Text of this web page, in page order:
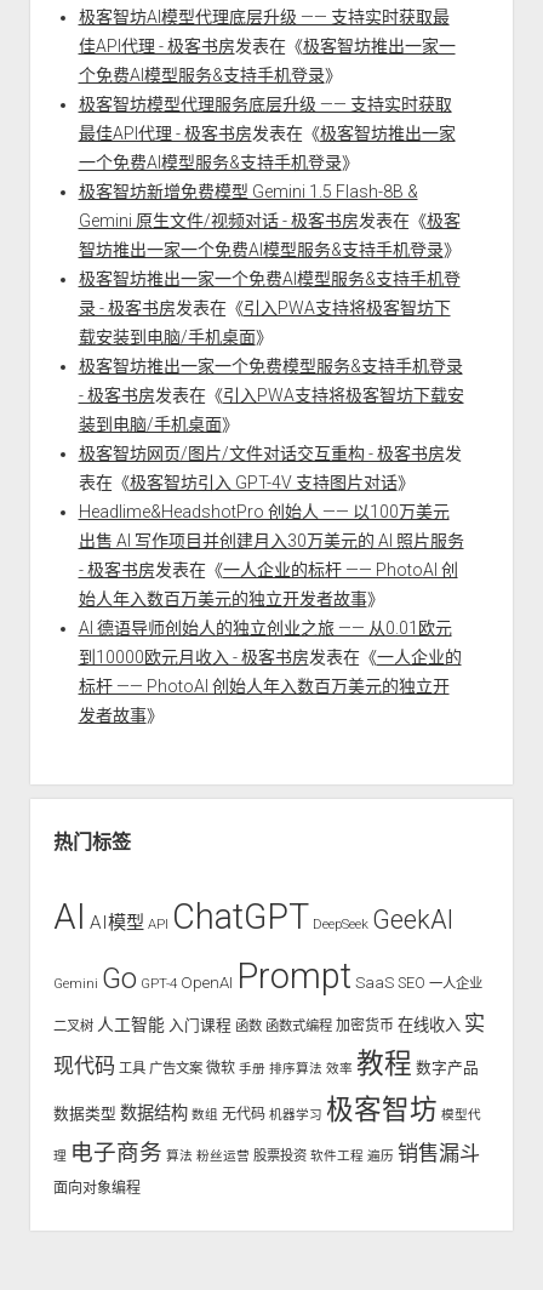
极客智坊AI模型代理底层升级 —— 支持实时获取最
佳API代理 - 极客书房发表在《极客智坊推出一家一
个免费AI模型服务&支持手机登录》
极客智坊模型代理服务底层升级 —— 支持实时获取
最佳API代理 - 极客书房发表在《极客智坊推出一家
一个免费AI模型服务&支持手机登录》
极客智坊新增免费模型 Gemini 1.5 Flash-8B &
Gemini 原生文件/视频对话 - 极客书房发表在《极客
智坊推出一家一个免费AI模型服务&支持手机登录》
极客智坊推出一家一个免费AI模型服务&支持手机登
录 - 极客书房发表在《引入PWA支持将极客智坊下
载安装到电脑/手机桌面》
极客智坊推出一家一个免费模型服务&支持手机登录
- 极客书房发表在《引入PWA支持将极客智坊下载安
装到电脑/手机桌面》
极客智坊网页/图片/文件对话交互重构 - 极客书房发
表在《极客智坊引入 GPT-4V 支持图片对话》
Headlime&HeadshotPro 创始人 —— 以100万美元
出售 AI 写作项目并创建月入30万美元的 AI 照片服务
- 极客书房发表在《一人企业的标杆 —— PhotoAI 创
始人年入数百万美元的独立开发者故事》
AI 德语导师创始人的独立创业之旅 —— 从0.01欧元
到10000欧元月收入 - 极客书房发表在《一人企业的
标杆 —— PhotoAI 创始人年入数百万美元的独立开
发者故事》
热门标签
AI AI模型 API ChatGPT DeepSeek GeekAI
Gemini Go GPT-4 OpenAI Prompt SaaS SEO 一人企业
二叉树 人工智能 入门课程 函数 函数式编程 加密货币 在线收入 实
现代码 工具 广告文案 微软 手册 排序算法 效率 教程 数字产品
数据类型 数据结构 数组 无代码 机器学习 极客智坊 模型代
理 电子商务 算法 粉丝运营 股票投资 软件工程 遍历 销售漏斗
面向对象编程